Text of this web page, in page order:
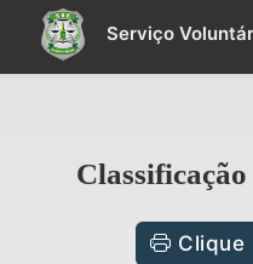
Serviço
Clique